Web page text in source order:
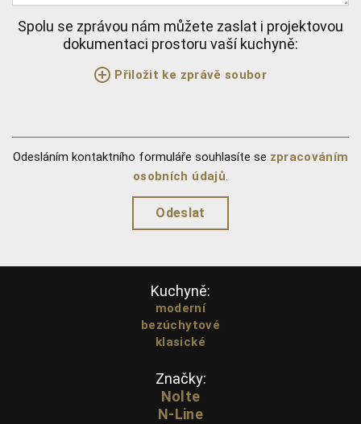
Spolu se zprávou nám můžete zaslat i projektovou
dokumentaci prostoru vaší kuchyně:
Přiložit ke zprávě soubor
Odesláním kontaktního formuláře souhlasíte se zpracováním
osobních údajů.
Kuchyně:
moderní
bezúchytové
klasické
Značky:
Nolte
N-Line